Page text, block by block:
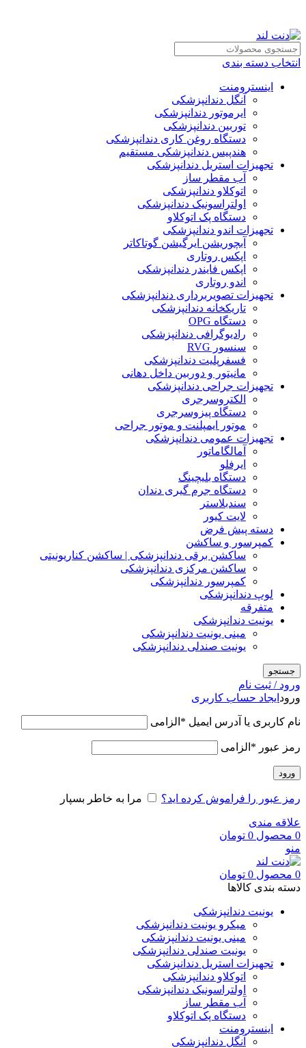
انتخاب دسته بندی
اینسترومنت
آنگل دندانپزشکی
ایرموتور دندانپزشکی
توربین دندانپزشکی
دستگاه روغن کاری دندانپزشکی
هندپیس دندانپزشکی مستقیم
تجهیزات استریل دندانپزشکی
آب مقطر ساز
اتوکلاو دندانپزشکی
اولتراسونیک دندانپزشکی
دستگاه پک اتوکلاو
تجهیزات اندو دندانپزشکی
آبچوریشن ایرگیشن گوتاکاتر
اپکس روتاری
اپکس فایندر دندانپزشکی
اندو روتاری
تجهیزات تصویربرداری دندانپزشکی
تاریکخانه دندانپزشکی
دستگاه OPG
رادیوگرافی دندانپزشکی
سنسور RVG
فسفرپلیت دندانپزشکی
مانیتور و دوربین داخل دهانی
تجهیزات جراحی دندانپزشکی
الکتروسرجری
دستگاه پیزوسرجری
موتور ایمپلنت و موتور جراحی
تجهیزات عمومی دندانپزشکی
آمالگاماتور
ایرفلو
دستگاه بلیچینگ
دستگاه جرم گیری دندان
سندبلاستر
لایت کیور
دسته پیش فرض
کمپرسور و ساکشن
ساکشن برقی دندانپزشکی | ساکشن کناریونیتی
ساکشن مرکزی دندانپزشکی
کمپرسور دندانپزشکی
لوپ دندانپزشکی
متفرقه
یونیت دندانپزشکی
مینی یونیت دندانپزشکی
یونیت صندلی دندانپزشکی
جستجو
ورود / ثبت نام
ورود ایجاد حساب کاربری
نام کاربری یا آدرس ایمیل * الزامی
رمز عبور * الزامی
ورود
رمز عبور را فراموش کرده اید؟ مرا به خاطر بسپار
علاقه مندی
0 محصول 0 تومان
منو
0 محصول 0 تومان
دسته بندی کالاها
یونیت دندانپزشکی
میکرو یونیت دندانپزشکی
مینی یونیت دندانپزشکی
یونیت صندلی دندانپزشکی
تجهیزات استریل دندانپزشکی
اتوکلاو دندانپزشکی
اولتراسونیک دندانپزشکی
آب مقطر ساز
دستگاه پک اتوکلاو
اینسترومنت
آنگل دندانپزشکی